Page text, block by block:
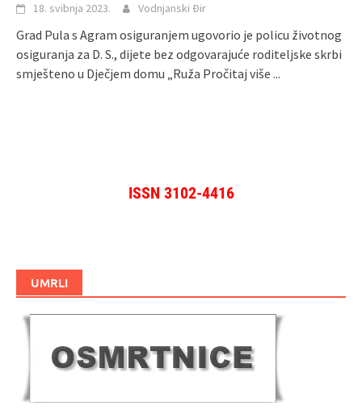
18. svibnja 2023. Vodnjanski Đir
Grad Pula s Agram osiguranjem ugovorio je policu životnog
osiguranja za D. S., dijete bez odgovarajuće roditeljske skrbi
smješteno u Dječjem domu „Ruža Pročitaj više ...
ISSN 3102-4416
UMRLI